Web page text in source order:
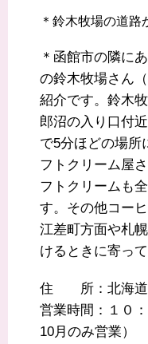
＊鈴木牧場の道路
＊函館市の隣に
の鈴木牧場さん
紹介です。鈴木
郎沼の入り口付
で5分ほどの場所
フトクリーム屋
フトクリームも
す。その他コー
江差町方面や札
けるときに寄っ
住 所：北海道
営業時間：１０
10月のみ営業）